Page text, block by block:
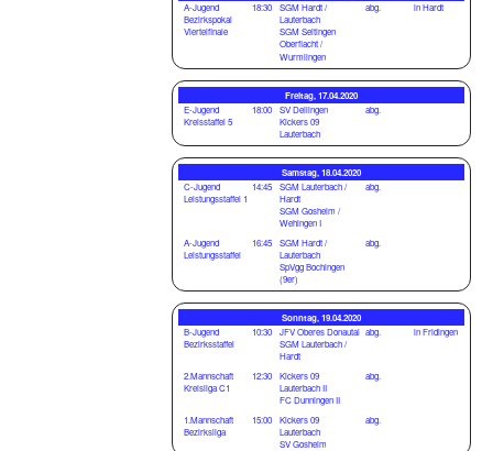
A-Jugend
Bezirkspokal
Viertelfinale
18:30
SGM Hardt /
Lauterbach
SGM Seitingen
Oberflacht /
abg.
Wurmlingen
in Hardt
Freitag, 17.04.2020
E-Jugend
Kreisstaffel 5
18:00
SV Deilingen
Kickers 09
Lauterbach
abg.
Samstag, 18.04.2020
C-Jugend
Leistungsstaffel 1
14:45
SGM Lauterbach /
Hardt
SGM Gosheim /
Wehingen I
abg.
A-Jugend
Leistungsstaffel
16:45
SGM Hardt /
Lauterbach
SpVgg Bochingen
(9er)
abg.
Sonntag, 19.04.2020
B-Jugend
Bezirksstaffel
10:30
JFV Oberes Donautal
SGM Lauterbach /
Hardt
abg. in Fridingen
2.Mannschaft
Kreisliga C1
12:30
Kickers 09
Lauterbach II
FC Dunningen II
abg.
1.Mannschaft
Bezirksliga
15:00
Kickers 09
Lauterbach
SV Gosheim
abg.